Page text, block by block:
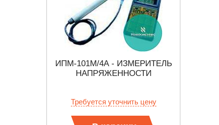
ИПМ-101М/4А - ИЗМЕРИТЕЛЬ
НАПРЯЖЕННОСТИ
Требуется уточнить цену